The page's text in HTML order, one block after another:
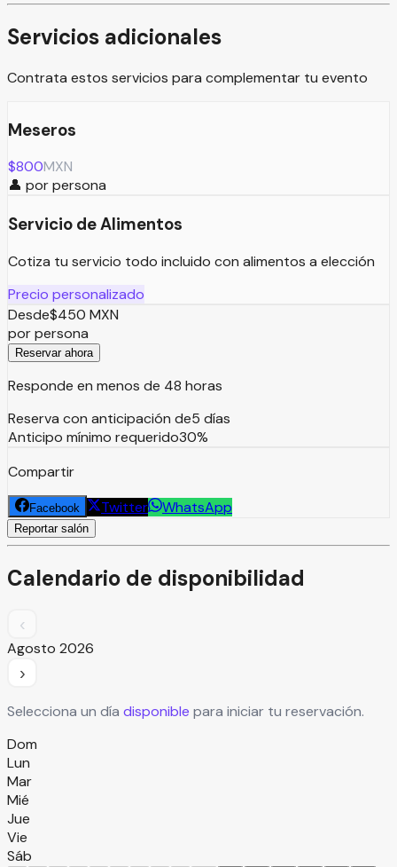
Servicios adicionales
Contrata estos servicios para complementar tu evento
Meseros
$800MXN
👤 por persona
Servicio de Alimentos
Cotiza tu servicio todo incluido con alimentos a elección
Precio personalizado
Desde$450 MXN
por persona
Reservar ahora
Responde en menos de 48 horas
Reserva con anticipación de5 días
Anticipo mínimo requerido30%
Compartir
Facebook Twitter WhatsApp
Reportar salón
Calendario de disponibilidad
‹
Agosto 2026
›
Selecciona un día disponible para iniciar tu reservación.
Dom
Lun
Mar
Mié
Jue
Vie
Sáb